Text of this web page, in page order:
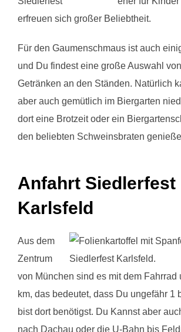
erfreuen sich großer Beliebtheit.
Für den Gaumenschmaus ist auch
und Du findest eine große Auswahl
Getränken an den Ständen. Natürlich
aber auch gemütlich im Biergarten
dort eine Brotzeit oder ein
den beliebten Schweinsbraten
Anfahrt Siedlerfest
Karlsfeld
Aus dem
Zentrum
von München sind es mit dem Fahrrad
km, das bedeutet, dass Du ungefähr 1
bist dort benötigst. Du Kannst aber
nach Dachau oder die U-Bahn bis